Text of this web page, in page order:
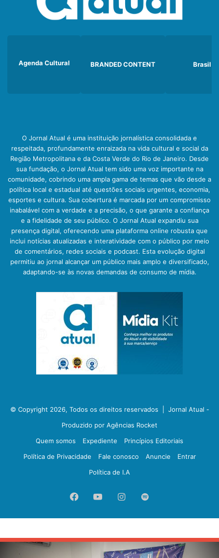
Agenda Cultural BRANDED CONTENT Brasil
O Jornal Atual é uma instituição jornalística consolidada e
respeitada, profundamente enraizada na vida cultural e social da
Região Metropolitana e da Costa Verde do Rio de Janeiro. Desde
sua fundação, o Jornal Atual tem sido uma voz importante na
comunidade, cobrindo uma ampla gama de temas que vão desde a
política local e estadual até questões sociais urgentes, economia,
esportes e cultura. Sua cobertura é marcada por um compromisso
inabalável com a verdade e a precisão, o que garante a confiança
e a fidelidade de seu público. O Jornal Atual expandiu sua
presença digital, oferecendo uma plataforma online robusta que
inclui notícias atualizadas e interatividade com o público por meio
de comentários, redes sociais e podcast. Esta evolução digital
permitiu ao jornal alcançar um público mais amplo e diversificado,
adaptando-se às novas demandas de consumo de mídia.
© Copyright 2026, Todos os direitos reservados | Jornal Atual -
Produzido por Agências Rocket
Quem somos
Expediente
Princípios Editoriais
Política de Privacidade
Fale conosco Anuncie
Entrar
Política de I.A
FacebookYouTubeInstagram
Spotify